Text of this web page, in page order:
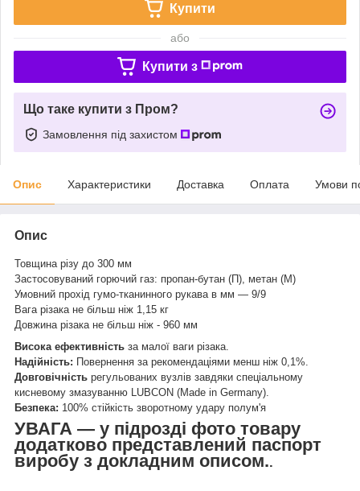
Купити
або
Купити з
Що таке купити з Пром?
Замовлення під захистом
Опис Характеристики Доставка Оплата Умови
Опис
Товщина різу до 300 мм
Застосовуваний горючий газ: пропан-бутан (П), метан (М)
Умовний прохід гумо-тканинного рукава в мм — 9/9
Вага різака не більш ніж 1,15 кг
Довжина різака не більш ніж - 960 мм
Висока ефективність за малої ваги різака.
Надійність: Повернення за рекомендаціями менш ніж 0,1%.
Довговічність регульованих вузлів завдяки спеціальному
кисневому змазуванню LUBCON (Made in Germany).
Безпека: 100% стійкість зворотному удару полум'я
УВАГА — у підрозді фото товару
додатково представлений паспорт
виробу з докладним описом..